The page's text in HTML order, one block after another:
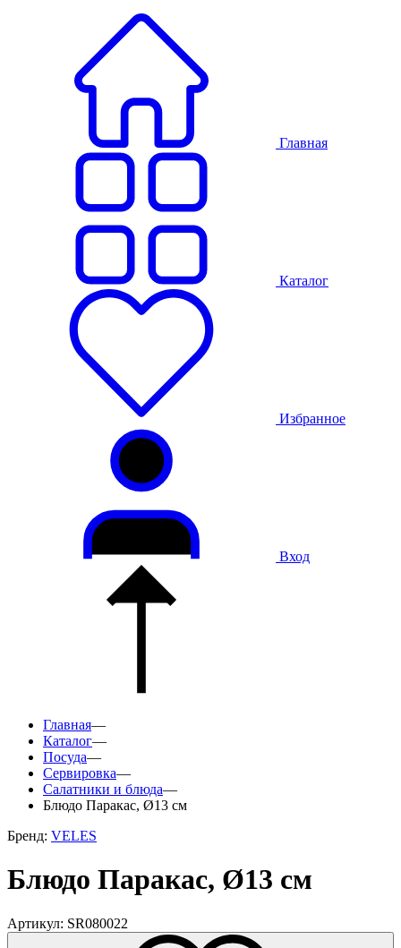
Главная
Каталог
Избранное
Вход
Главная—
Каталог—
Посуда—
Сервировка—
Салатники и блюда—
Блюдо Паракас, Ø13 см
Бренд: VELES
Блюдо Паракас, Ø13 см
Артикул: SR080022